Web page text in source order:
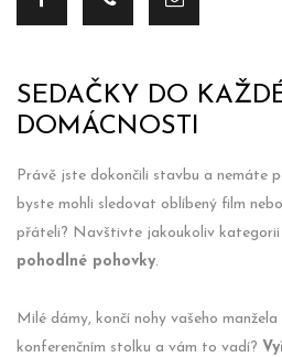
SEDAČKY DO
DOMÁCNOSTI
Právě jste dokončili stavbu a nemáte
byste mohli sledovat oblíbený film
přáteli? Navštivte jakoukoliv kategorii
pohodlné pohovky.
Milé dámy, končí nohy vašeho
konferenčním stolku a vám to vadí?